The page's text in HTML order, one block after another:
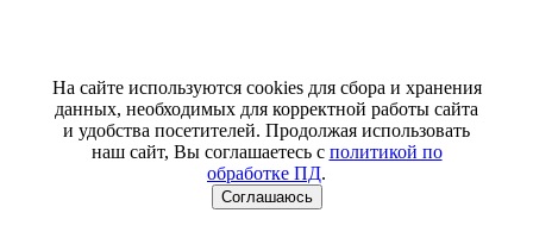
На сайте используются cookies для сбора и хранения
данных, необходимых для корректной работы сайта
и удобства посетителей. Продолжая использовать
наш сайт, Вы соглашаетесь с политикой по
обработке ПД.
Соглашаюсь